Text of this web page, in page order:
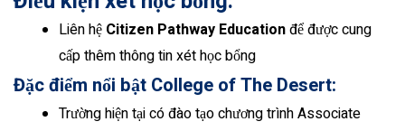
Liên hệ Citizen Pathway Educationđể được cung
cấp thêm thông tin xét học bổng
Đặc điểm nổi bật College of The Desert:
Trường hiện tại có đào tạo chương trình Associate